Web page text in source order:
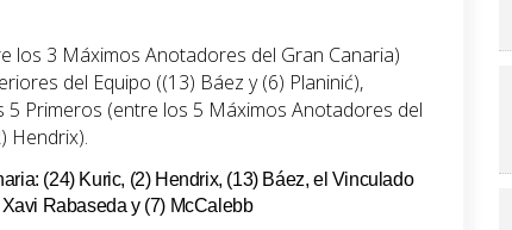
los 3 Máximos Anotadores del Gran Canaria)
del Equipo ((13) Báez y (6) Planinić),
Primeros (entre los 5 Máximos Anotadores del
Hendrix).
(24) Kuric, (2) Hendrix, (13) Báez, el Vinculado
Rabaseda y (7) McCalebb